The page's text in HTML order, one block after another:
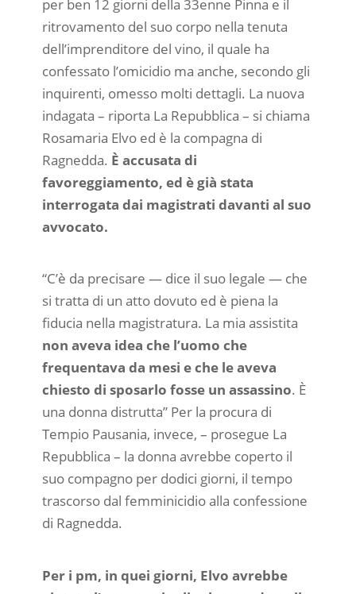
per ben 12 giorni della 33enne Pinna e il
ritrovamento del suo corpo nella tenuta
dell’imprenditore del vino, il quale ha
confessato l’omicidio ma anche, secondo gli
inquirenti, omesso molti dettagli. La nuova
indagata – riporta La Repubblica – si chiama
Rosamaria Elvo ed è la compagna di
Ragnedda. È accusata di
favoreggiamento, ed è già stata
interrogata dai magistrati davanti al suo
avvocato.
“C’è da precisare — dice il suo legale — che
si tratta di un atto dovuto ed è piena la
fiducia nella magistratura. La mia assistita
non aveva idea che l’uomo che
frequentava da mesi e che le aveva
chiesto di sposarlo fosse un assassino. È
una donna distrutta” Per la procura di
Tempio Pausania, invece, – prosegue La
Repubblica – la donna avrebbe coperto il
suo compagno per dodici giorni, il tempo
trascorso dal femminicidio alla confessione
di Ragnedda.
Per i pm, in quei giorni, Elvo avrebbe